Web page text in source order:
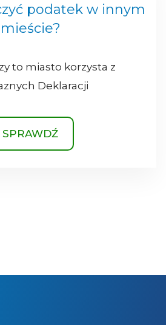
podatek w innym
mieście?
to miasto korzysta z
Deklaracji
SPRAWDŹ